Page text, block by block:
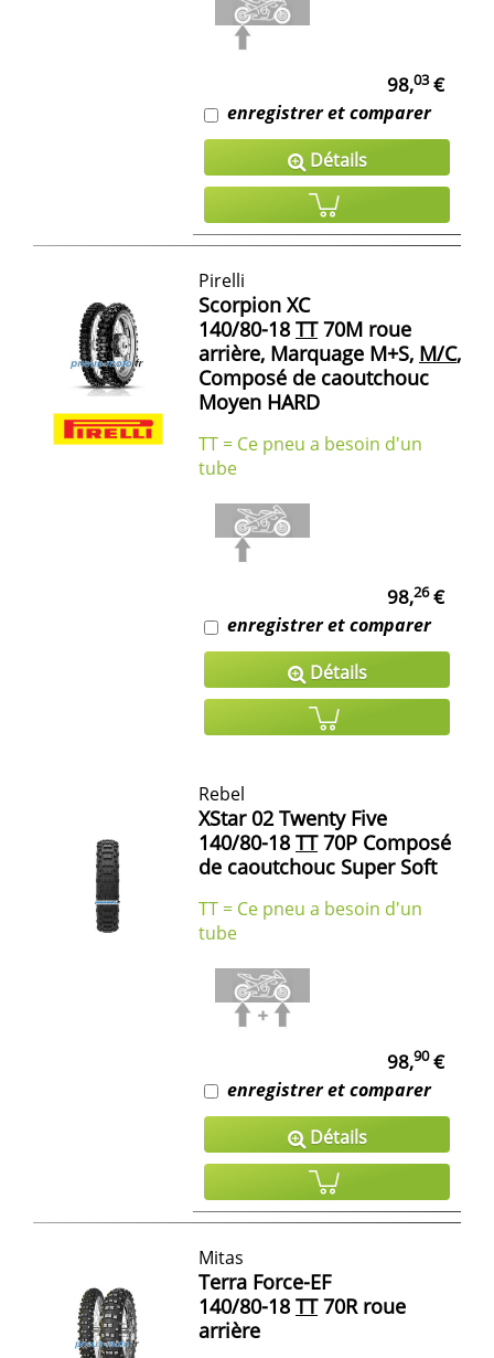
98,03€
enregistrer et comparer
Détails
Pirelli
Scorpion XC
140/80-18 TT70M roue
arrière, Marquage M+S, M/C,
Composé de caoutchouc
Moyen HARD
TT = Ce pneu a besoin d'un
tube
98,26€
enregistrer et comparer
Détails
Rebel
XStar 02 Twenty Five
140/80-18 TT70P Composé
de caoutchouc Super Soft
TT = Ce pneu a besoin d'un
tube
98,90€
enregistrer et comparer
Détails
Mitas
Terra Force-EF
140/80-18 TT70R roue
arrière